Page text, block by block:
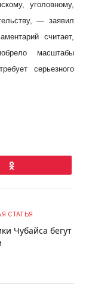
уголовному,
— заявил
считает,
масштабы
серьезного
Ok
СТАТЬЯ
Чубайса бегут